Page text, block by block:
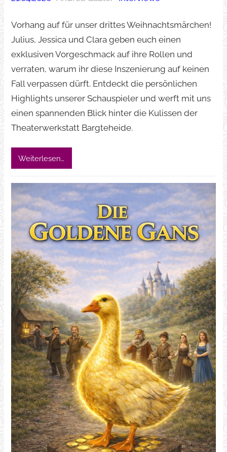
Vorhang auf für unser drittes Weihnachtsmärchen!
Julius, Jessica und Clara geben euch einen
exklusiven Vorgeschmack auf ihre Rollen und
verraten, warum ihr diese Inszenierung auf keinen
Fall verpassen dürft. Entdeckt die persönlichen
Highlights unserer Schauspieler und werft mit uns
einen spannenden Blick hinter die Kulissen der
Theaterwerkstatt Bargteheide.
Weiterlesen…